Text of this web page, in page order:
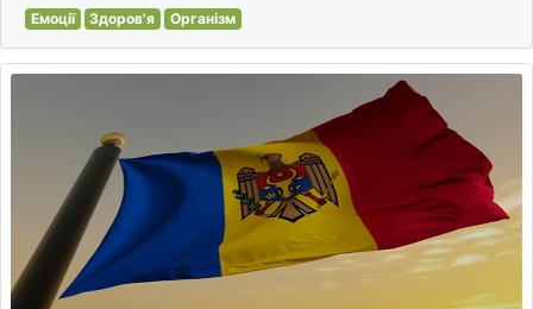
Емоції Здоров'я Організм